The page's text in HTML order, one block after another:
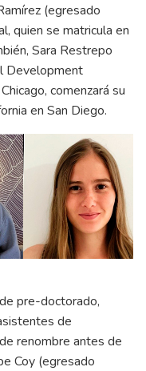
(egresado
quien se matricula en
Sara Restrepo
Development
comenzará su
en San Diego.
pre-doctorado,
de
renombre antes de
Coy (egresado